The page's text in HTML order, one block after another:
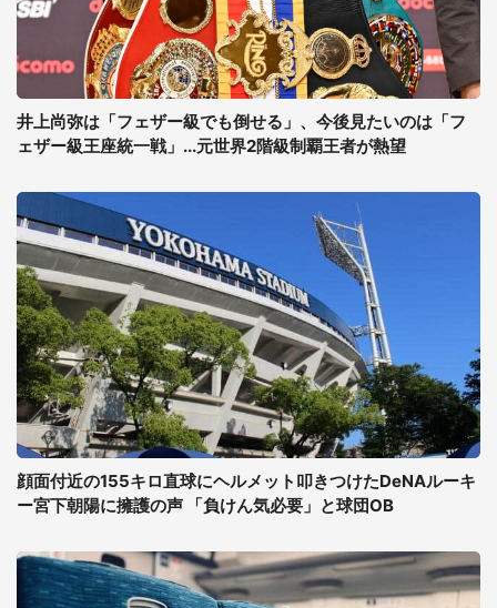
井上尚弥は「フェザー級でも倒せる」、今後見たいのは「フ
ェザー級王座統一戦」...元世界2階級制覇王者が熱望
顔面付近の155キロ直球にヘルメット叩きつけたDeNAルーキ
ー宮下朝陽に擁護の声 「負けん気必要」と球団OB